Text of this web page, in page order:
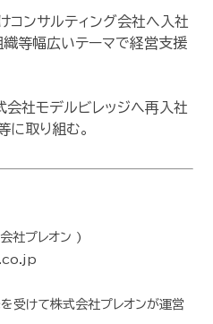
コンサルティング会社へ入社
織等幅広いテーマで経営支援
社モデルビレッジへ再入社
に取り組む。
社プレオン )
受けて株式会社プレオンが運営